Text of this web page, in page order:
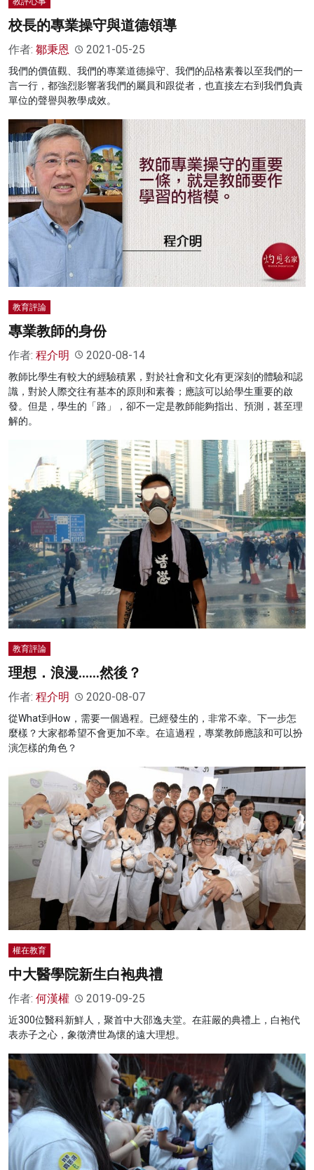
校長的專業操守與道德領導
作者: 鄒秉恩 2021-05-25
我們的價值觀、我們的專業道德操守、我們的品格素養以至我們的一
言一行，都強烈影響著我們的屬員和跟從者，也直接左右到我們負責
單位的聲譽與教學成效。
教育評論
專業教師的身份
作者: 程介明 2020-08-14
教師比學生有較大的經驗積累，對於社會和文化有更深刻的體驗和認
識，對於人際交往有基本的原則和素養；應該可以給學生重要的啟
發。但是，學生的「路」，卻不一定是教師能夠指出、預測，甚至理
解的。
教育評論
理想．浪漫……然後？
作者: 程介明 2020-08-07
從What到How，需要一個過程。已經發生的，非常不幸。下一步怎
麼樣？大家都希望不會更加不幸。在這過程，專業教師應該和可以扮
演怎樣的角色？
權在教育
中大醫學院新生白袍典禮
作者: 何漢權 2019-09-25
近300位醫科新鮮人，聚首中大邵逸夫堂。在莊嚴的典禮上，白袍代
表赤子之心，象徵濟世為懷的遠大理想。